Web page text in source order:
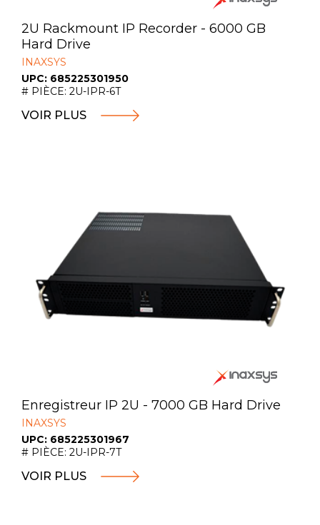
2U Rackmount IP Recorder - 6000 GB
Hard Drive
INAXSYS
UPC: 685225301950
# PIÈCE: 2U-IPR-6T
VOIR PLUS
Enregistreur IP 2U - 7000 GB Hard Drive
INAXSYS
UPC: 685225301967
# PIÈCE: 2U-IPR-7T
VOIR PLUS